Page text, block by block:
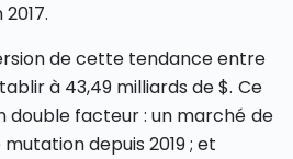
de cette tendance entre
à 43,49 milliards de $. Ce
double facteur : un marché de
depuis 2019 ; et